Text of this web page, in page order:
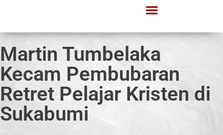
Martin Tumbelaka
Kecam Pembubaran
Retret Pelajar Kristen di
Sukabumi